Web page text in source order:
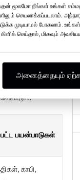
பாகத்தையும்
வேண்டும்.
பயன்பாடுகள்
காபி,
மூலமோ நீங்கள் உங்கள்
செயலாக்கப்படலாம்.
முடியாமல் போகலாம். உங்கள்
செய்தால், மிகவும்
அனைத்தையும்